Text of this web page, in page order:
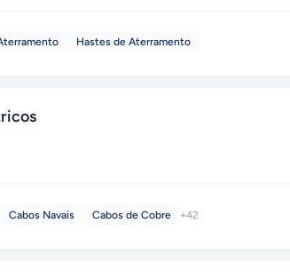
Hastes de Aterramento
Cabos Navais Cabos de Cobre +42